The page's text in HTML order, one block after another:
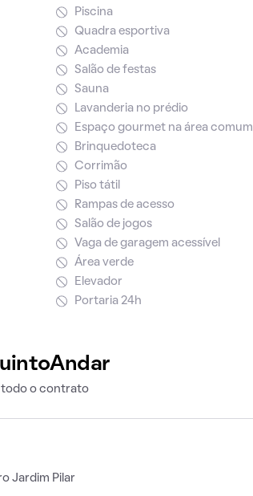
Piscina
Quadra esportiva
Academia
Salão de festas
Sauna
Lavanderia no prédio
Espaço gourmet na área comum
Brinquedoteca
Corrimão
Piso tátil
Rampas de acesso
Salão de jogos
Vaga de garagem acessível
Área verde
Elevador
Portaria 24h
todo o contrato
Jardim Pilar